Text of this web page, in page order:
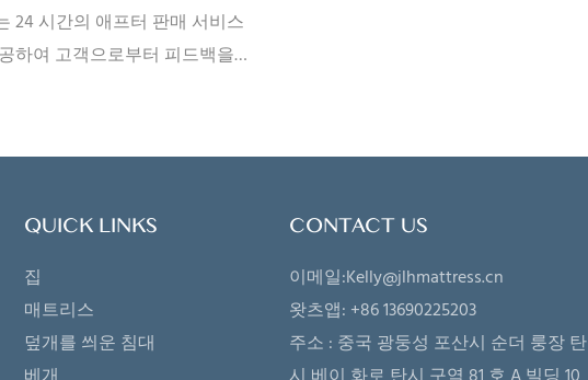
24 시간의 애프터 판매 서비스
하여 고객으로부터 피드백을받
간 동안 공장으로 인한 품질 문
선, 고객으로부터 애프터 판매에
비디오를 제공하여 문제의 세부
확인하고 고객의 위치에서 문제
리 할 수 ​​있는지 여부를 결정할 수
QUICK LINKS
집
매트리스
덮개를 씌운 침대
CONTACT US
이메일:Kelly@jlhmattress.cn
왓츠앱: +86 13690225203
주소 : 중국 광둥성 포산시 순더 룽장 탄